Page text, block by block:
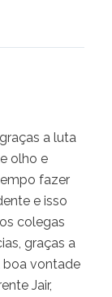
a luta
olho e
fazer
e isso
colegas
graças a
boa vontade
Jair,